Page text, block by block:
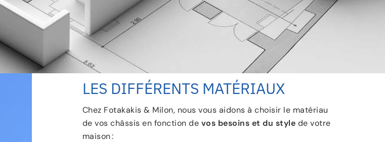
LES DIFFÉRENTS MATÉRIAUX
Chez Fotakakis & Milon, nous vous aidons à choisir le matériau
de vos châssis en fonction de vos besoins et du style de votre
maison :